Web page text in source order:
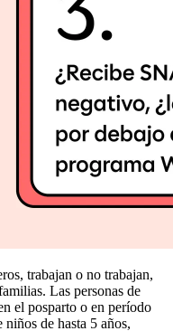
trabajan o no trabajan,
Las personas de
el posparto o en período
de hasta 5 años,